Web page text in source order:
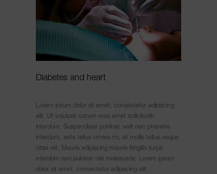
Diabetes and heart
Lorem ipsum dolor sit amet, consectetur adipiscing
elit. Ut volutpat rutrum eros amet sollicitudin
interdum. Suspendisse pulvinar, velit nec pharetra
interdum, ante tellus ornare mi, et mollis tellus neque
vitae elit. Mauris adipiscing mauris fringilla turpis
interdum sed pulvinar nisi malesuada. Lorem ipsum
dolor sit amet, consectetur adipiscing elit.